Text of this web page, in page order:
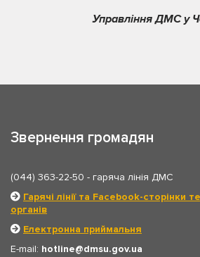
Управління ДМС у
Звернення громадян
(044) 363-22-50 - гаряча лінія ДМС
Гарячі лінії та Facebook-сторінки
органів
Електронна приймальня
E-mail: hotline
dmsu.gov.ua